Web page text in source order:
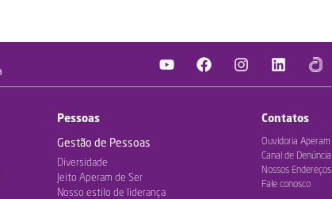
Pessoas
Gestão de Pessoas
Diversidade
Jeito Aperam de Ser
Nosso estilo de liderança
Contatos
Ouvidoria Aperam
Canal de Denúncia
Nossos Endereços
Fale conosco